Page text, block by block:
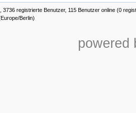
3736 registrierte Benutzer, 115 Benutzer online (0
Berlin)
powered